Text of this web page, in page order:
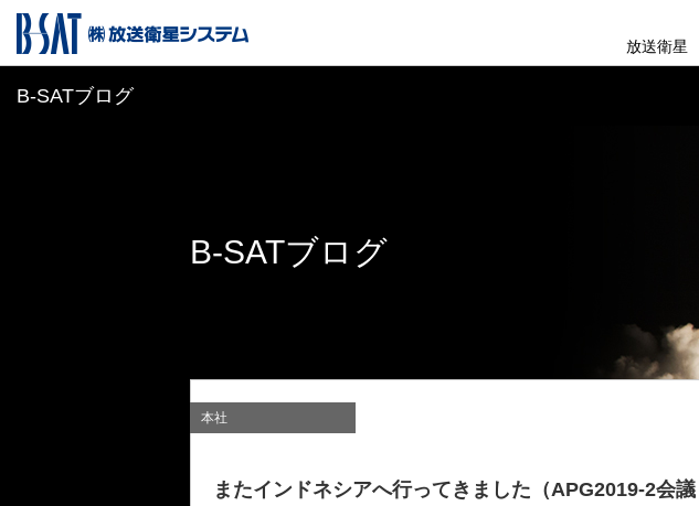
放送衛星
B-SATブログ
B-SATブログ
本社
またインドネシアへ行ってきました（APG2019-2会